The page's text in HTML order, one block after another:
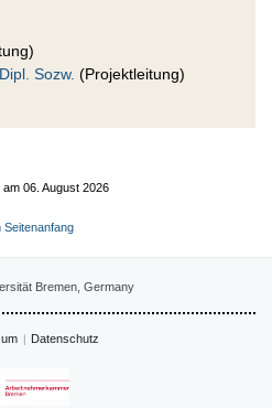
Sozw. (Projektleitung)
06. August 2026
Seitenanfang
Bremen, Germany
Datenschutz